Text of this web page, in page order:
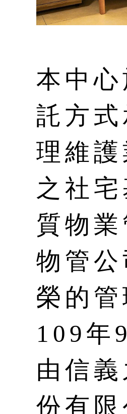
本中
託方
理維
之社
質物
物管
榮的
109年
由信
份有